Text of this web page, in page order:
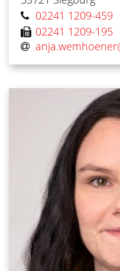
02241 1209-459
02241 1209-195